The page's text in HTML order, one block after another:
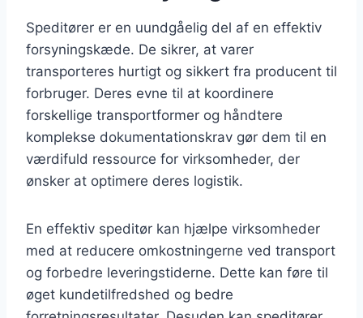
Speditører er en uundgåelig del af en effektiv
forsyningskæde. De sikrer, at varer
transporteres hurtigt og sikkert fra producent til
forbruger. Deres evne til at koordinere
forskellige transportformer og håndtere
komplekse dokumentationskrav gør dem til en
værdifuld ressource for virksomheder, der
ønsker at optimere deres logistik.
En effektiv speditør kan hjælpe virksomheder
med at reducere omkostningerne ved transport
og forbedre leveringstiderne. Dette kan føre til
øget kundetilfredshed og bedre